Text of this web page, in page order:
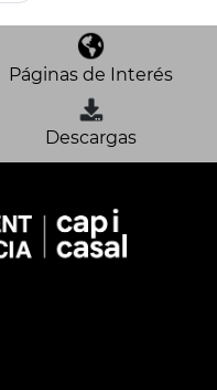
Páginas de Interés
Descargas